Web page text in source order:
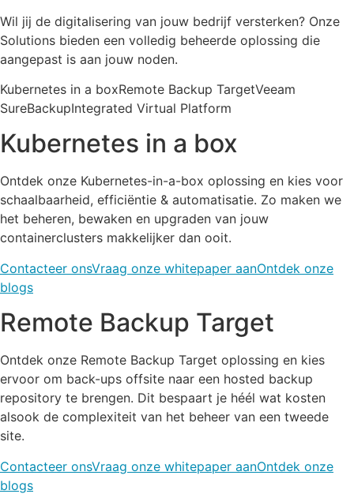
Wil jij de digitalisering van jouw bedrijf versterken? Onze
Solutions bieden een volledig beheerde oplossing die
aangepast is aan jouw noden.
Kubernetes in a boxRemote Backup TargetVeeam
SureBackupIntegrated Virtual Platform
Kubernetes in a box
Ontdek onze Kubernetes-in-a-box oplossing en kies voor
schaalbaarheid, efficiëntie & automatisatie. Zo maken we
het beheren, bewaken en upgraden van jouw
containerclusters makkelijker dan ooit.
Contacteer onsVraag onze whitepaper aanOntdek onze
blogs
Remote Backup Target
Ontdek onze Remote Backup Target oplossing en kies
ervoor om back-ups offsite naar een hosted backup
repository te brengen. Dit bespaart je héél wat kosten
alsook de complexiteit van het beheer van een tweede
site.
Contacteer onsVraag onze whitepaper aanOntdek onze
blogs